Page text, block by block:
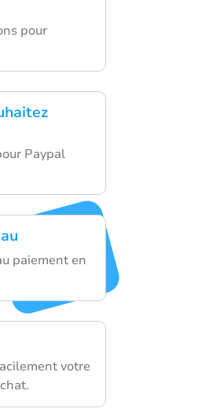
pour
Paypal
paiement en
votre